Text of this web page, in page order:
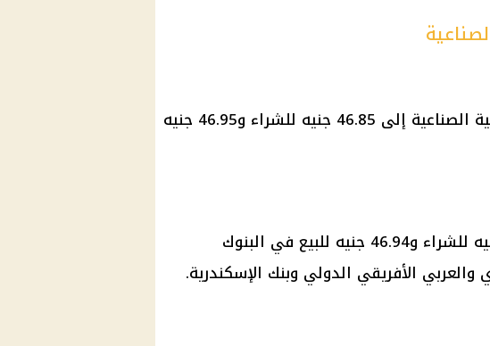
وانخفض سعر الدولار في بنك التنمية الصناعية إلى 46.85 جنيه للشراء و46.95 جنيه
وانخفض سعر الدولار إلى 46.84 جنيه للشراء و46.94 جنيه للبيع في البنوك
الأفريقي الدولي وبنك الإسكندرية.